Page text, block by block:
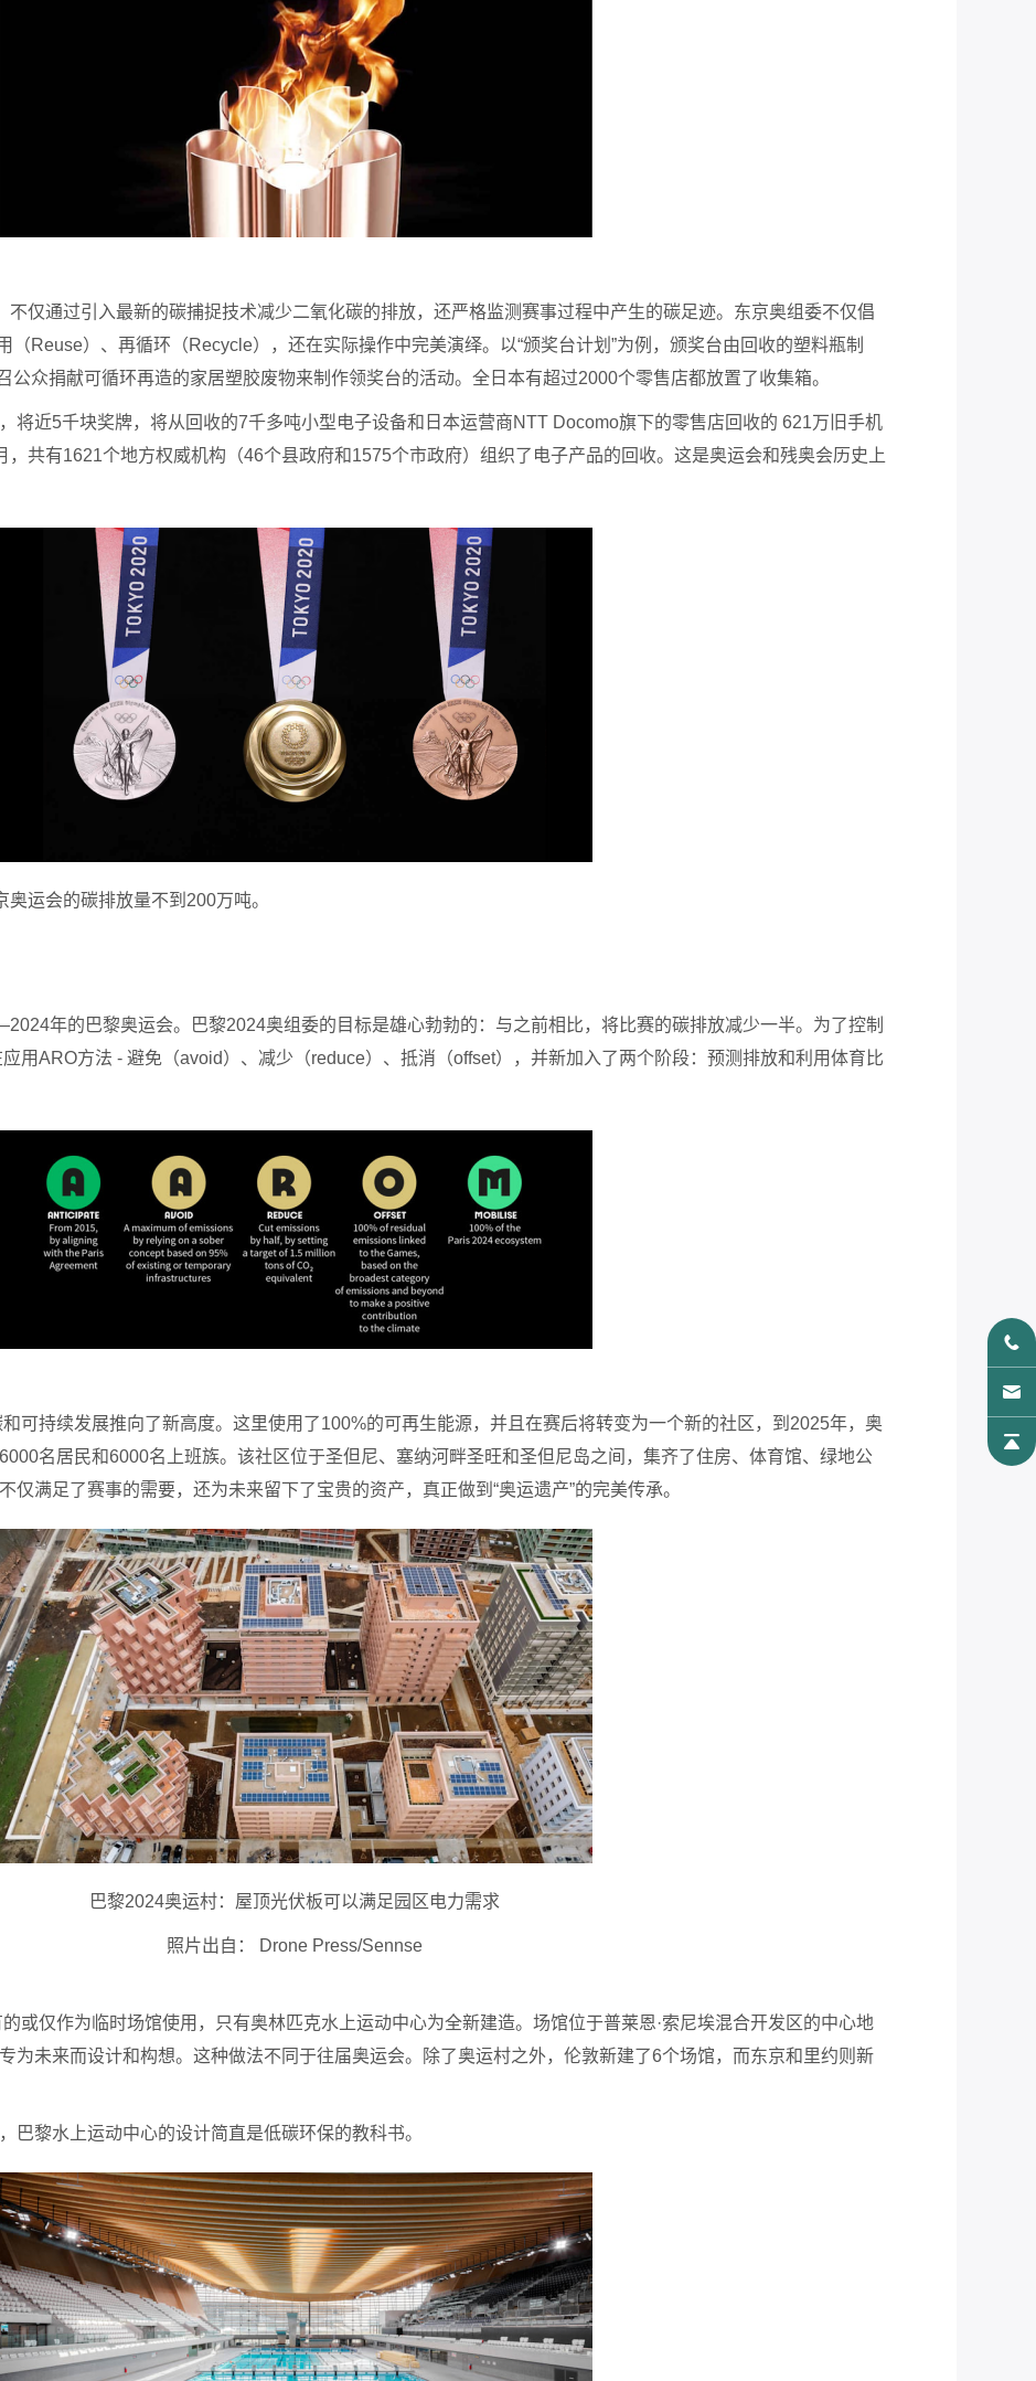
不仅通过引入最新的碳捕捉技术减少二氧化碳的排放，还严格监测赛事过程中产生的碳足迹。东京奥组委不仅倡
（Reuse）、再循环（Recycle），还在实际操作中完美演绎。以“颁奖台计划”为例，颁奖台由回收的塑料瓶制
公众捐献可循环再造的家居塑胶废物来制作领奖台的活动。全日本有超过2000个零售店都放置了收集箱。
， 将近5千块奖牌，将从回收的7千多吨小型电子设备和日本运营商NTT Docomo旗下的零售店回收的 621万旧手机
共有1621个地方权威机构（46个县政府和1575个市政府）组织了电子产品的回收。这是奥运会和残奥会历史上
奥运会的碳排放量不到200万吨。
年的巴黎奥运会。巴黎2024奥组委的目标是雄心勃勃的：与之前相比，将比赛的碳排放减少一半。为了控制
用ARO方法 - 避免（avoid）、减少（reduce）、抵消（offset），并新加入了两个阶段：预测排放和利用体育比
可持续发展推向了新高度。这里使用了100%的可再生能源，并且在赛后将转变为一个新的社区，到2025年，奥
名居民和6000名上班族。该社区位于圣但尼、塞纳河畔圣旺和圣但尼岛之间，集齐了住房、体育馆、绿地公
仅满足了赛事的需要，还为未来留下了宝贵的资产，真正做到“奥运遗产”的完美传承。
巴黎2024奥运村：屋顶光伏板可以满足园区电力需求
照片出自： Drone Press/Sennse
或仅作为临时场馆使用，只有奥林匹克水上运动中心为全新建造。场馆位于普莱恩·索尼埃混合开发区的中心地
为未来而设计和构想。这种做法不同于往届奥运会。除了奥运村之外，伦敦新建了6个场馆，而东京和里约则新
巴黎水上运动中心的设计简直是低碳环保的教科书。